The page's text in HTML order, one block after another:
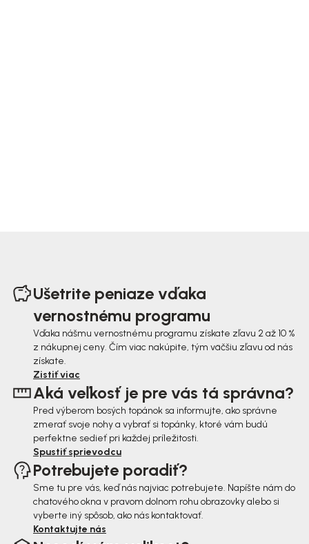
Ušetrite peniaze vďaka
vernostnému programu
Vďaka nášmu vernostnému programu získate zľavu 2 až 10 %
z nákupnej ceny. Čím viac nakúpite, tým väčšiu zľavu od nás
získate.
Zistiť viac
Aká veľkosť je pre vás tá správna?
Pred výberom bosých topánok sa informujte, ako správne
zmerať svoje nohy a vybrať si topánky, ktoré vám budú
perfektne sedieť pri každej príležitosti.
Spustiť sprievodcu
Potrebujete poradiť?
Sme tu pre vás, keď nás najviac potrebujete. Napíšte nám do
chatového okna v pravom dolnom rohu obrazovky alebo si
vyberte iný spôsob, ako nás kontaktovať.
Kontaktujte nás